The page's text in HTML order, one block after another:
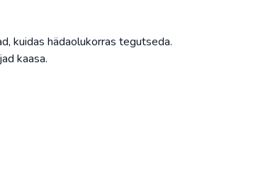
kuidas hädaolukorras tegutseda.
kaasa.